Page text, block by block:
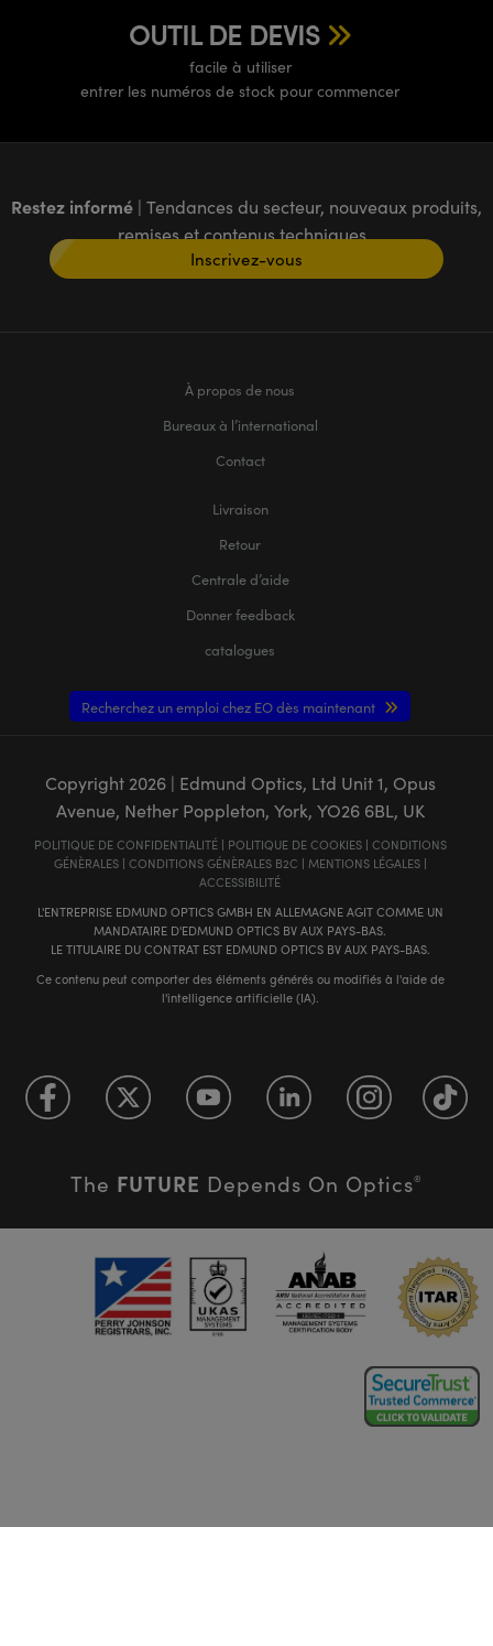
OUTIL DE DEVIS
facile à utiliser
entrer les numéros de stock pour commencer
Restez informé | Tendances du secteur, nouveaux produits,
remises et contenus techniques
Inscrivez-vous
À propos de nous
Bureaux à l’international
Contact
Livraison
Retour
Centrale d’aide
Donner feedback
catalogues
Recherchez un emploi chez EO dès maintenant
Copyright 2026| Edmund Optics, Ltd Unit 1, Opus
Avenue, Nether Poppleton, York, YO26 6BL, UK
POLITIQUE DE CONFIDENTIALITÉ| POLITIQUE DE COOKIES| CONDITIONS
GÉNÈRALES| CONDITIONS GÉNÈRALES B2C | MENTIONS LÉGALES|
ACCESSIBILITÉ
L'ENTREPRISE EDMUND OPTICS GMBH EN ALLEMAGNE AGIT COMME UN
MANDATAIRE D'EDMUND OPTICS BV AUX PAYS-BAS.
LE TITULAIRE DU CONTRAT EST EDMUND OPTICS BV AUX PAYS-BAS.
Ce contenu peut comporter des éléments générés ou modifiés à l'aide de
l'intelligence artificielle (IA).
The FUTURE Depends On Optics®